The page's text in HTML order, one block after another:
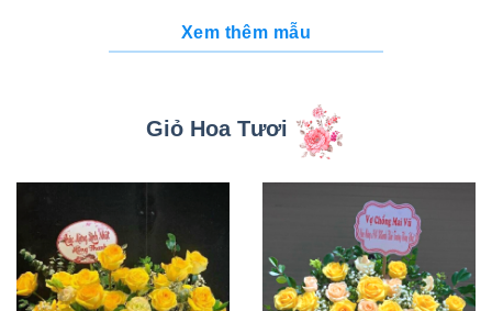
Xem thêm mẫu
Giỏ Hoa Tươi